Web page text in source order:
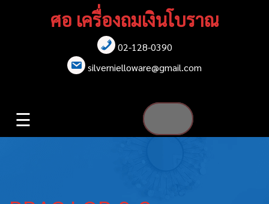
ศอ เครื่องถมเงินโบราณ
02-128-0390
silvernielloware@gmail.com
สร้อยข้อมือ
☰